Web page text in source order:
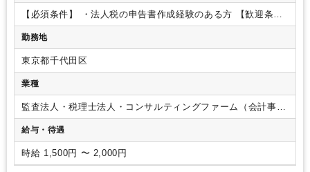
【必須条件】 ・法人税の申告書作成経験のある方
【歓迎条
件】・税理士科目合格者
勤務地
東京都千代田区
業種
監査法人・税理士法人・コンサルティングファーム（会計事務
所）
給与・待遇
時給 1,500円 〜 2,000円